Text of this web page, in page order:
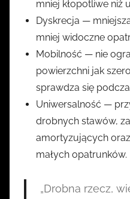
mniej kłopotliwe niż
Dyskrecja —
mniej widoczne
Mobilność — nie
powierzchni jak
sprawdza się
Uniwersalność —
drobnych stawów,
amortyzujących
małych opatrunków.
„Drobna rzecz,